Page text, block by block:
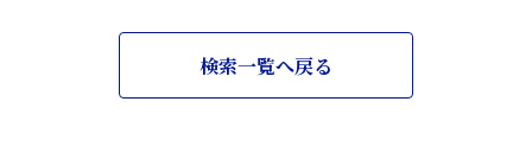
検索一覧へ戻る